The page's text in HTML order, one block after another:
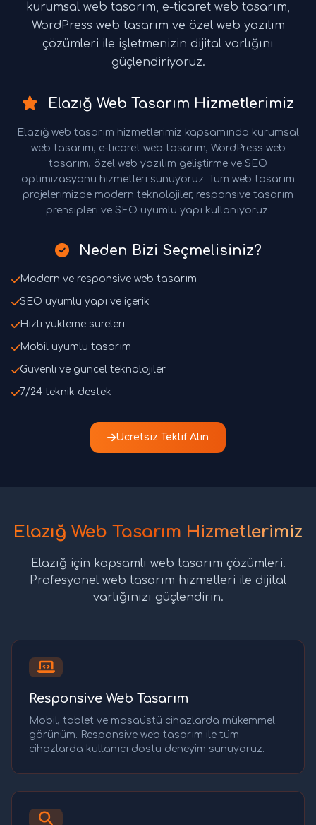
kurumsal web tasarım, e-ticaret web tasarım,
WordPress web tasarım ve özel web yazılım
çözümleri ile işletmenizin dijital varlığını
güçlendiriyoruz.
Elazığ Web Tasarım Hizmetlerimiz
Elazığ web tasarım hizmetlerimiz kapsamında kurumsal
web tasarım, e-ticaret web tasarım, WordPress web
tasarım, özel web yazılım geliştirme ve SEO
optimizasyonu hizmetleri sunuyoruz. Tüm web tasarım
projelerimizde modern teknolojiler, responsive tasarım
prensipleri ve SEO uyumlu yapı kullanıyoruz.
Neden Bizi Seçmelisiniz?
Modern ve responsive web tasarım
SEO uyumlu yapı ve içerik
Hızlı yükleme süreleri
Mobil uyumlu tasarım
Güvenli ve güncel teknolojiler
7/24 teknik destek
Ücretsiz Teklif Alın
Elazığ Web Tasarım Hizmetlerimiz
Elazığ için kapsamlı web tasarım çözümleri.
Profesyonel web tasarım hizmetleri ile dijital
varlığınızı güçlendirin.
Responsive Web Tasarım
Mobil, tablet ve masaüstü cihazlarda mükemmel
görünüm. Responsive web tasarım ile tüm
cihazlarda kullanıcı dostu deneyim sunuyoruz.